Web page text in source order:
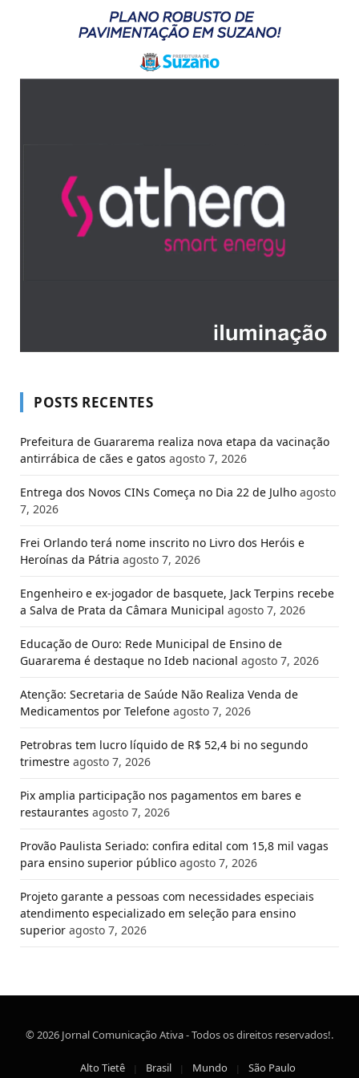
POSTS RECENTES
Prefeitura de Guararema realiza nova etapa da vacinação
antirrábica de cães e gatos agosto 7, 2026
Entrega dos Novos CINs Começa no Dia 22 de Julho agosto
7, 2026
Frei Orlando terá nome inscrito no Livro dos Heróis e
Heroínas da Pátria agosto 7, 2026
Engenheiro e ex-jogador de basquete, Jack Terpins recebe
a Salva de Prata da Câmara Municipal agosto 7, 2026
Educação de Ouro: Rede Municipal de Ensino de
Guararema é destaque no Ideb nacional agosto 7, 2026
Atenção: Secretaria de Saúde Não Realiza Venda de
Medicamentos por Telefone agosto 7, 2026
Petrobras tem lucro líquido de R$ 52,4 bi no segundo
trimestre agosto 7, 2026
Pix amplia participação nos pagamentos em bares e
restaurantes agosto 7, 2026
Provão Paulista Seriado: confira edital com 15,8 mil vagas
para ensino superior público agosto 7, 2026
Projeto garante a pessoas com necessidades especiais
atendimento especializado em seleção para ensino
superior agosto 7, 2026
© 2026 Jornal Comunicação Ativa - Todos os direitos reservados!.
Alto Tietê Brasil Mundo São Paulo